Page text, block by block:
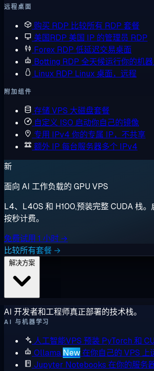
远程桌面
购买 RDP 比较所有 RDP 套餐
美国RDP 美国 IP 的管理员 RDP
Forex RDP 低延迟交易桌面
Botting RDP 全天候运行你的机
Linux RDP Linux 桌面，远程
附加组件
存储 VPS 大磁盘套餐
自定义 ISO 启动你自己的镜像
专用 IPv4 你的专属 IP，不共享
额外 IP 每台服务器多个 IPv4
新
面向 AI 工作负载的 GPU VPS
L4、L40S 和 H100,预装完整 CUDA 栈。
按秒计费。
免费试用 1 小时 →
比较所有套餐 →
AI 开发者和工程师真正部署的技术栈。
AI 与机器学习
人工智能VPS 预装 PyTorch 和
Ollama New在你自己的 VPS 上
Jupyter Notebooks 在你的服务